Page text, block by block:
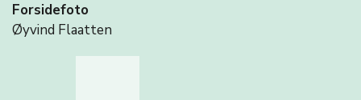
Forsidefoto
Øyvind Flaatten